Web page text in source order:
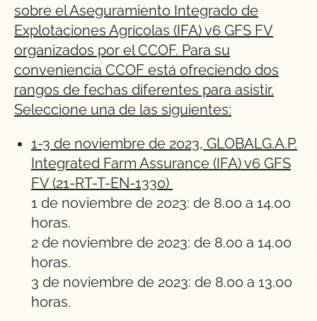
sobre el Aseguramiento Integrado de
Explotaciones Agrícolas (IFA) v6 GFS FV
organizados por el CCOF. Para su
conveniencia CCOF está ofreciendo dos
rangos de fechas diferentes para asistir.
Seleccione una de las siguientes:
1-3 de noviembre de 2023, GLOBALG.A.P.
Integrated Farm Assurance (IFA) v6 GFS
FV (21-RT-T-EN-1330)
1 de noviembre de 2023: de 8.00 a 14.00
horas.
2 de noviembre de 2023: de 8.00 a 14.00
horas.
3 de noviembre de 2023: de 8.00 a 13.00
horas.